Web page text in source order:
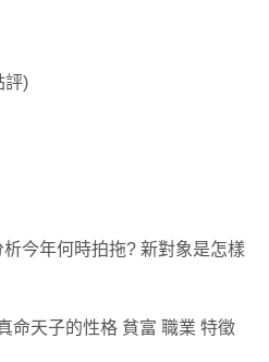
評)
今年何時拍拖? 新對象是怎樣
命天子的性格 貧富 職業 特徵